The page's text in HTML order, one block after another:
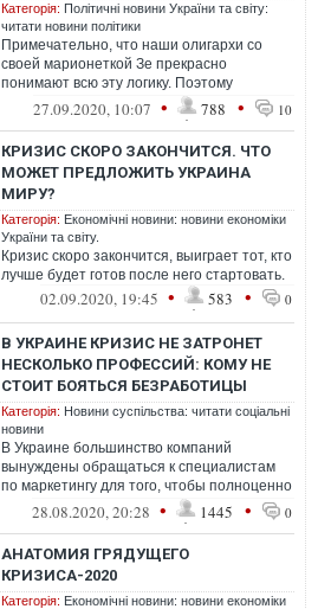
Категорія: Політичні новини України та світу:
читати новини політики
Примечательно, что наши олигархи со
своей марионеткой Зе прекрасно
понимают всю эту логику. Поэтому
спокойно разрушают антикоррупционные
27.09.2020, 10:07 • 788 • 10
КРИЗИС СКОРО ЗАКОНЧИТСЯ. ЧТО
МОЖЕТ ПРЕДЛОЖИТЬ УКРАИНА
МИРУ?
Категорія: Економічні новини: новини економіки
України та світу.
Кризис скоро закончится, выиграет тот, кто
лучше будет готов после него стартовать.
02.09.2020, 19:45 • 583 • 0
В УКРАИНЕ КРИЗИС НЕ ЗАТРОНЕТ
НЕСКОЛЬКО ПРОФЕССИЙ: КОМУ НЕ
СТОИТ БОЯТЬСЯ БЕЗРАБОТИЦЫ
Категорія: Новини суспільства: читати соціальні
новини
В Украине большинство компаний
вынуждены обращаться к специалистам
по маркетингу для того, чтобы полноценно
освоить продажи в интернете из-за общей
28.08.2020, 20:28 • 1445 • 0
АНАТОМИЯ ГРЯДУЩЕГО
КРИЗИСА-2020
Категорія: Економічні новини: новини економіки